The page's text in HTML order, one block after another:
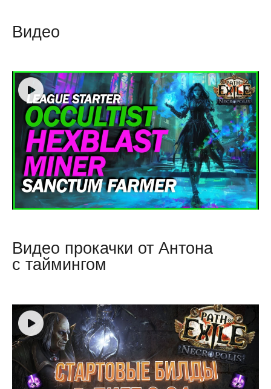
Видео
Видео прокачки от Антона
с таймингом